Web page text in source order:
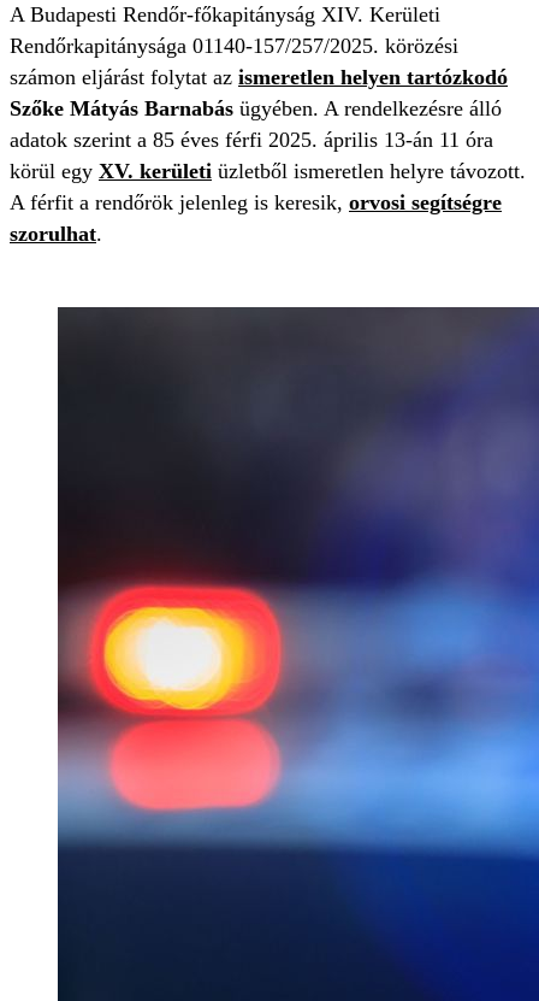
A Budapesti Rendőr-főkapitányság XIV. Kerületi
Rendőrkapitánysága 01140-157/257/2025. körözési
számon eljárást folytat az ismeretlen helyen tartózkodó
Szőke Mátyás Barnabás ügyében. A rendelkezésre álló
adatok szerint a 85 éves férfi 2025. április 13-án 11 óra
körül egy XV. kerületi üzletből ismeretlen helyre távozott.
A férfit a rendőrök jelenleg is keresik, orvosi segítségre
szorulhat.